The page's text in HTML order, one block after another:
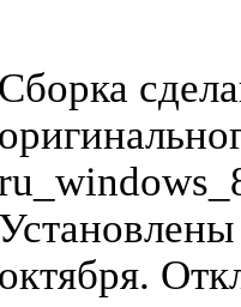
Сборка
октября.